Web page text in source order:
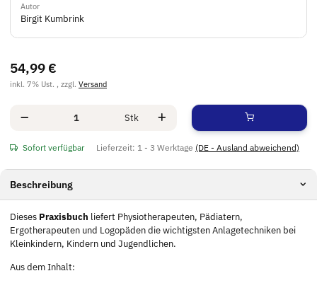
Autor
Birgit Kumbrink
54,99 €
inkl. 7% Ust. , zzgl. Versand
Stk
Sofort verfügbar Lieferzeit: 1 - 3 Werktage (DE - Ausland abweichend)
Beschreibung
Dieses Praxisbuch liefert Physiotherapeuten, Pädiatern,
Ergotherapeuten und Logopäden die wichtigsten Anlagetechniken bei
Kleinkindern, Kindern und Jugendlichen.
Aus dem Inhalt: